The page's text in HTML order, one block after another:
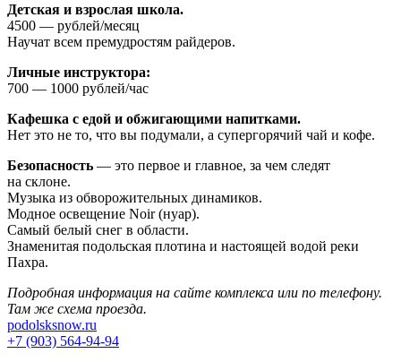
Детская и взрослая школа.
4500 — рублей/месяц
Научат всем премудростям райдеров.
Личные инструктора:
700 — 1000 рублей/час
Кафешка с едой и обжигающими напитками.
Нет это не то, что вы подумали, а супергорячий чай и кофе.
Безопасность — это первое и главное, за чем следят
на склоне.
Музыка из обворожительных динамиков.
Модное освещение Noir (нуар).
Самый белый снег в области.
Знаменитая подольская плотина и настоящей водой реки
Пахра.
Подробная информация на сайте комплекса или по телефону.
Там же схема проезда.
podolsksnow.ru
+7 (903) 564-94-94